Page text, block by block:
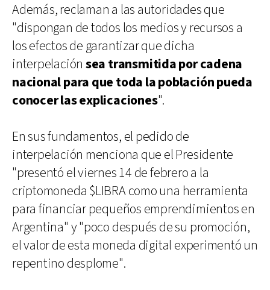
Además, reclaman a las autoridades que
"dispongan de todos los medios y recursos a
los efectos de garantizar que dicha
interpelación sea transmitida por cadena
nacional para que toda la población pueda
conocer las explicaciones".
En sus fundamentos, el pedido de
interpelación menciona que el Presidente
"presentó el viernes 14 de febrero a la
criptomoneda $LIBRA como una herramienta
para financiar pequeños emprendimientos en
Argentina" y "poco después de su promoción,
el valor de esta moneda digital experimentó un
repentino desplome".